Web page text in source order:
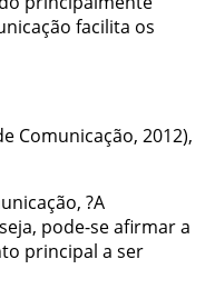
facilita os
Comunicação, 2012),
, ?A
seja, pode-seafirmara
principal a ser